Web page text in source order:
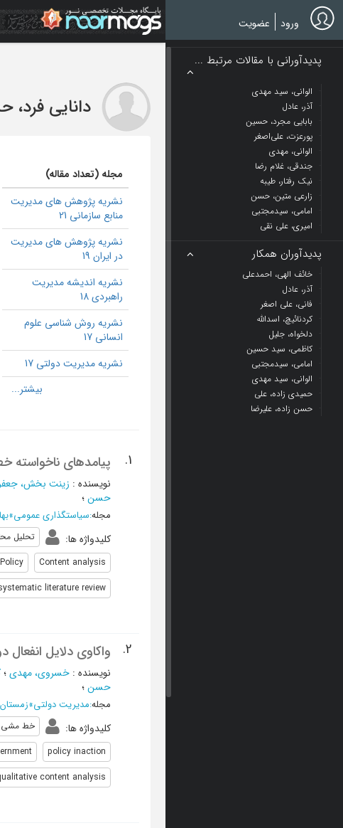
Skip
to
main
ورود عضویت
پدیدآورانی با مقالات مرتبط ...
الوانی، سید مهدی
آذر، عادل
بابایی مجرد، حسین
پورعزت، علی‌اصغر
الوانی، مهدی
جندقی، غلام رضا
نیک رفتار، طیبه
زارعی متین، حسن
امامی، سیدمجتبی
امیری، علی نقی
پدیدآوران همکار
خائف الهی، احمدعلی
آذر، عادل
فانی، علی اصغر
کردنائیچ، اسدالله
دلخواه، جلیل
کاظمی، سید حسین
امامی، سیدمجتبی
الوانی، سید مهدی
حمیدی زاده، علی
حسن زاده، علیرضا
دانایی
مجله (تعداد مقاله)
نشریه پژوهش های مدیریت
منابع سازمانی 21
نشریه پژوهش های مدیریت
در ایران 19
نشریه اندیشه مدیریت
راهبردی 18
نشریه روش شناسی علوم
انسانی 17
نشریه مدیریت دولتی 17
1. پیامدهای
نویسنده : زینت ‌بخش،
حسن؛
مجله:سیاستگذاری عمومی»بهار 1405، دوره
کلیدواژه ها: تحلیل
Content analysis
literature review
2. واکاوی دلایل
نویسنده : خسروی، مهدی؛
حسن؛
مجله:مدیریت دولتی»زمستان 1404، دوره هفدهم - شماره 4
کلیدواژه ها: خط مشی
policy inaction
content analysis